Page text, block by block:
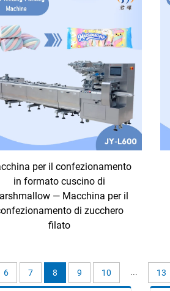
per il confezionamento
in formato cuscino di
— Macchina per il
di zucchero
filato
6 7 8 9 10 ... 13